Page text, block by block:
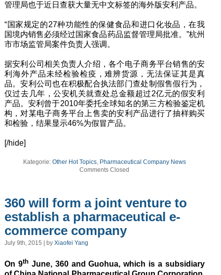
管理局也于近日查获大量无中文标签的海外版安利产品。
“国家规定的27种功能性的保健食品和进口化妆品，在我
国境内销售必须经过国家食品药品监督管理局批准。”杭州
市市场监管局案件负责人强调。
据安利公司相关负责人介绍，各个电子商务平台销售的安
利海外产品未经检验检疫，难辨货源，无法保证其是真
品。安利公司也在积极配合执法部门查处制假售假行为，
仅过去几年，公安机关就查处总金额超过2亿元的假安利
产品。安利曾于2010年委托全球知名的第三方检验鉴定机
构，对某电子商务平台上售卖的安利产品进行了抽样购买
和检验，结果显示46%为假冒产品。
[/hide]
Kategorie: Other Hot Topics, Pharmaceutical Company News
Comments Closed
360 will form a joint venture to
establish a pharmaceutical e-
commerce company
July 9th, 2015 | by Xiaofei Yang
On 9thJune, 360 and Guohua, which is a subsidiary